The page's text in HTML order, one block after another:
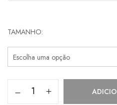
2x deR$219,50s/ juros
TAMANHO